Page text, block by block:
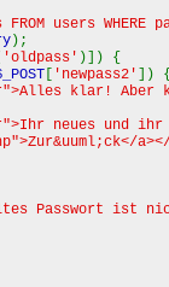
FROM users WHERE
);
'oldpass' )]) {
'newpass2'
]) {
klar! Aber
neues und
Passwort ist